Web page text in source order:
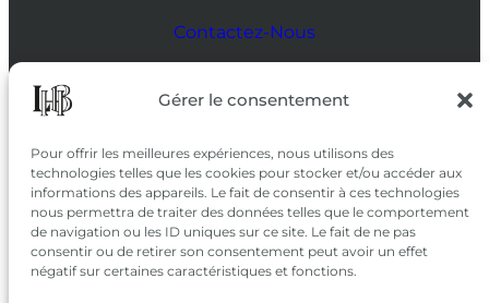
Gérer le consentement
Pour offrir les meilleures expériences, nous utilisons des
technologies telles que les cookies pour stocker et/ou accéder aux
informations des appareils. Le fait de consentir à ces technologies
nous permettra de traiter des données telles que le comportement
de navigation ou les ID uniques sur ce site. Le fait de ne pas
consentir ou de retirer son consentement peut avoir un effet
négatif sur certaines caractéristiques et fonctions.
Contactez-Nous
SUIVEZ-NOUS
SUR LES RÉSEAUX